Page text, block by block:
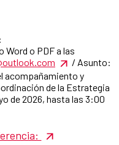
o PDF a las
/ Asunto:
acompañamiento y
de la Estrategia
de 2026, hasta las 3:00